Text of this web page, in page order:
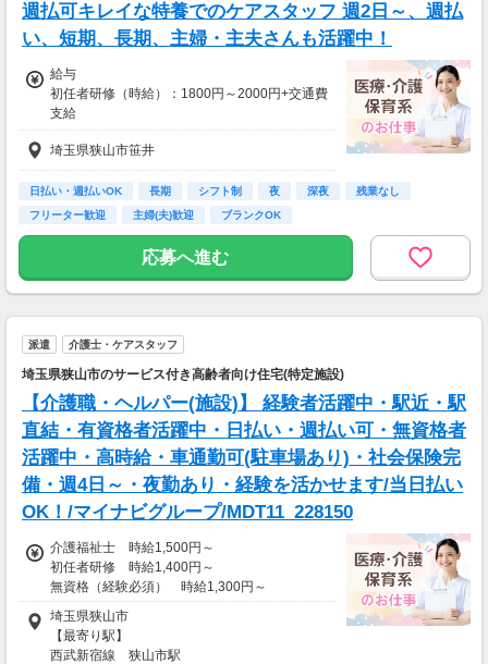
週払可キレイな特養でのケアスタッフ 週2日～、週払
い、短期、長期、主婦・主夫さんも活躍中！
給与
初任者研修（時給）：1800円～2000円+交通費
支給
介護福祉士（時給）：1900円～2100円+交通費
支給
無資格（時給）：1600円～＋交通費支給
22:00～翌5:00は深夜勤務手当を支給します。
【給与例】
埼玉県狭山市笹井
日払い・週払いOK 長期 シフト制 夜 深夜
残業なし
フリーター歓迎
主婦(夫)歓迎 ブランクOK
応募へ進む
派遣 介護士・ケアスタッフ
埼玉県狭山市のサービス付き高齢者向け住宅(特定施設)
【介護職・ヘルパー(施設)】 経験者活躍中・駅近・駅
直結・有資格者活躍中・日払い・週払い可・無資格者
活躍中・高時給・車通勤可(駐車場あり)・社会保険完
備・週4日～・夜勤あり・経験を活かせます/当日払い
OK！/マイナビグループ/MDT11_228150
介護福祉士 時給1,500円～
初任者研修 時給1,400円～
無資格（経験必須） 時給1,300円～
埼玉県狭山市
【最寄り駅】
西武新宿線 狭山市駅